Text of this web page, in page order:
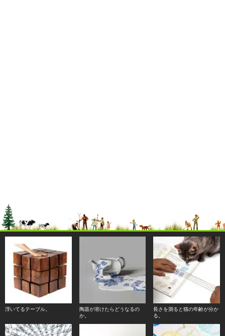
浮いてるテーブル。
陶器が溶けたらどうなるの
か。
長さを測ると猫の年齢が分か
る。